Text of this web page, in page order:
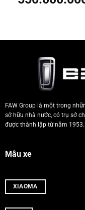
FAW Group là một trong
sở hữu nhà nước, có trụ sở
được thành lập từ năm
Mẫu xe
XIAOMA